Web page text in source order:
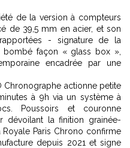
de la version à compteurs
de 39,5 mm en acier, et son
- signature de la
bombé façon « glass box »,
encadrée par une
Chronographe actionne petite
à 9h via un système à
Poussoirs et couronne
dévoilant la finition grainée-
Paris Chrono confirme
depuis 2021 et signe